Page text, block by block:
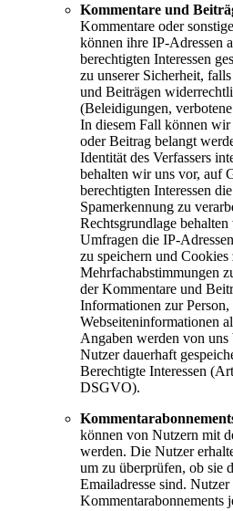
Kommentare und
Kommentare oder
können ihre IP-Adressen
berechtigten Interessen
zu unserer Sicherheit,
und Beiträgen
(Beleidigungen,
In diesem Fall können
oder Beitrag belangt
Identität des Verfassers
behalten wir uns vor, auf
berechtigten Interessen
Spamerkennung zu
Rechtsgrundlage
Umfragen die IP-
zu speichern und
Mehrfachabstimmungen
der Kommentare und
Informationen zur
Webseiteninformationen
Angaben werden von
Nutzer dauerhaft
Berechtigte Interessen
DSGVO).
können von Nutzern mit
werden. Die Nutzer
um zu überprüfen, ob sie
Emailadresse sind.
Kommentarabonnements